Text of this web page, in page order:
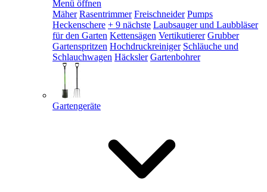
Menü öffnen
Mäher Rasentrimmer Freischneider Pumps
Heckenschere + 9 nächste Laubsauger und Laubbläser
für den Garten Kettensägen Vertikutierer Grubber
Gartenspritzen Hochdruckreiniger Schläuche und
Schlauchwagen Häcksler Gartenbohrer
Gartengeräte